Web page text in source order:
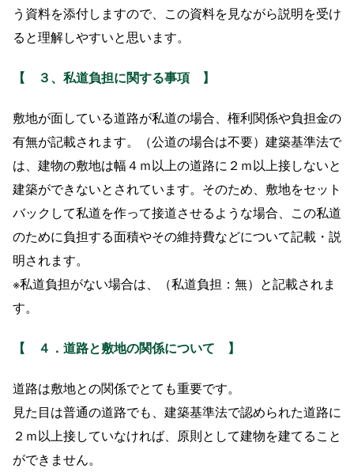
う資料を添付しますので、この資料を見ながら説明を受け
ると理解しやすいと思います。
【 ３、私道負担に関する事項 】
敷地が面している道路が私道の場合、権利関係や負担金の
有無が記載されます。（公道の場合は不要）建築基準法で
は、建物の敷地は幅４ｍ以上の道路に２ｍ以上接しないと
建築ができないとされています。そのため、敷地をセット
バックして私道を作って接道させるような場合、この私道
のために負担する面積やその維持費などについて記載・説
明されます。
※私道負担がない場合は、（私道負担：無）と記載されま
す。
【 ４．道路と敷地の関係について 】
道路は敷地との関係でとても重要です。
見た目は普通の道路でも、建築基準法で認められた道路に
２ｍ以上接していなければ、原則として建物を建てること
ができません。